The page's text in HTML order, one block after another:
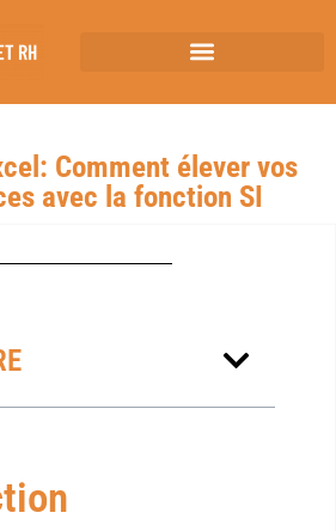
Comment élever vos
avec la fonction SI